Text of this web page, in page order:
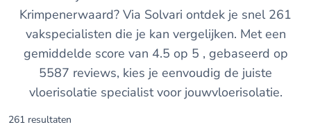
Krimpenerwaard? Via Solvari ontdek je snel 261
vakspecialisten die je kan vergelijken. Met een
gemiddelde score van 4.5 op 5 , gebaseerd op
5587 reviews, kies je eenvoudig de juiste
vloerisolatie specialist voor jouwvloerisolatie.
261 resultaten